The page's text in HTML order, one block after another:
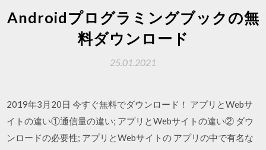
Androidプログラミングブックの無
料ダウンロード
25.01.2021
2019年3月20日 今すぐ無料でダウンロード！ アプリとWebサ
イトの違い①通信量の違い; アプリとWebサイトの違い② ダウ
ンロードの必要性; アプリとWebサイトの アプリの中で有名な